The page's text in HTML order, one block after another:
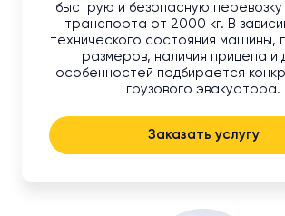
быструю и безопасную перевозку
транспорта от 2000 кг. В
технического состояния машины,
размеров, наличия прицепа и
особенностей подбирается
грузового эвакуатора.
Заказать услугу